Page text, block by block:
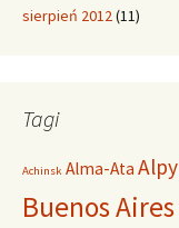
sierpień 2012(11)
Tagi
Achinsk Alma-Ata Alpy
Buenos Aires